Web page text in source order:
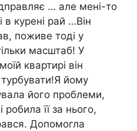
… але мені-то
курені рай …Він
поживе тоді у
масштаб! У
квартирі він
йому
його проблеми,
її за нього,
Допомогла